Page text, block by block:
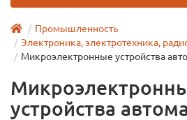
Промышленность
Электроника, электротехника,
Микроэлектронные устройства
устройства